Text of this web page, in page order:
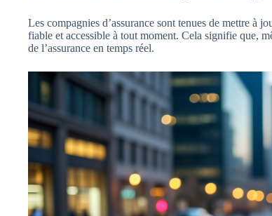
Les compagnies d’assurance sont tenues de mettre à
fiable et accessible à tout moment. Cela signifie que,
de l’assurance en temps réel.